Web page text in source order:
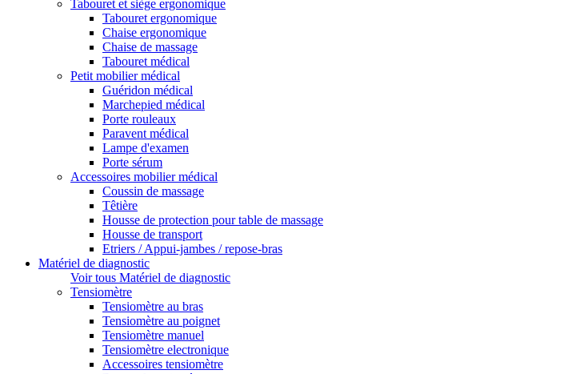
Tabouret et siège ergonomique
Tabouret ergonomique
Chaise ergonomique
Chaise de massage
Tabouret médical
Petit mobilier médical
Guéridon médical
Marchepied médical
Porte rouleaux
Paravent médical
Lampe d'examen
Porte sérum
Accessoires mobilier médical
Coussin de massage
Têtière
Housse de protection pour table de massage
Housse de transport
Etriers / Appui-jambes / repose-bras
Matériel de diagnostic
Voir tous Matériel de diagnostic
Tensiomètre
Tensiomètre au bras
Tensiomètre au poignet
Tensiomètre manuel
Tensiomètre electronique
Accessoires tensiomètre